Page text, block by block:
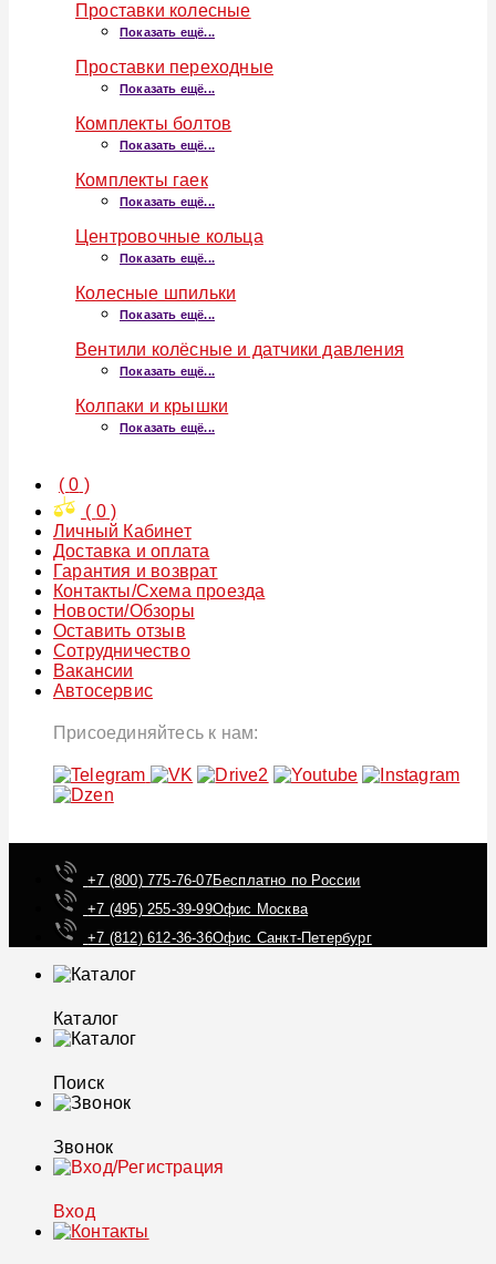
Проставки колесные
Показать ещё...
Проставки переходные
Показать ещё...
Комплекты болтов
Показать ещё...
Комплекты гаек
Показать ещё...
Центровочные кольца
Показать ещё...
Колесные шпильки
Показать ещё...
Вентили колёсные и датчики давления
Показать ещё...
Колпаки и крышки
Показать ещё...
(0 )
( 0)
Личный Кабинет
Доставка и оплата
Гарантия и возврат
Контакты/Схема проезда
Новости/Обзоры
Оставить отзыв
Сотрудничество
Вакансии
Автосервис
Присоединяйтесь к нам:
+7 (800) 775-76-07Бесплатно по России
+7 (495) 255-39-99Офис Москва
+7 (812) 612-36-36Офис Санкт-Петербург
Каталог
Поиск
Звонок
Вход